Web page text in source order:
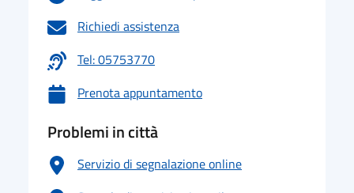
Richiedi assistenza
Tel: 05753770
Prenota appuntamento
Problemi in città
Servizio di segnalazione online